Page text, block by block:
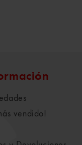
vendido!